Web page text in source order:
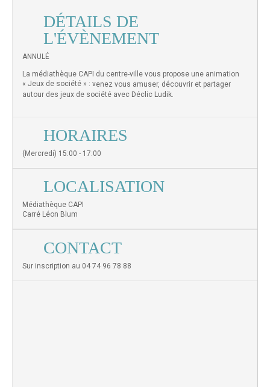
DÉTAILS DE
L'ÉVÈNEMENT
ANNULÉ
La médiathèque CAPI du centre-ville vous propose une animation
« Jeux de société » : venez vous amuser, découvrir et partager
autour des jeux de société avec Déclic Ludik.
HORAIRES
(Mercredi) 15:00 - 17:00
LOCALISATION
Médiathèque CAPI
Carré Léon Blum
CONTACT
Sur inscription au 04 74 96 78 88